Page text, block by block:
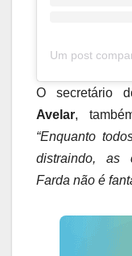
Um post
O secretário
Avelar,
“Enquanto
distraindo, as
Farda não é